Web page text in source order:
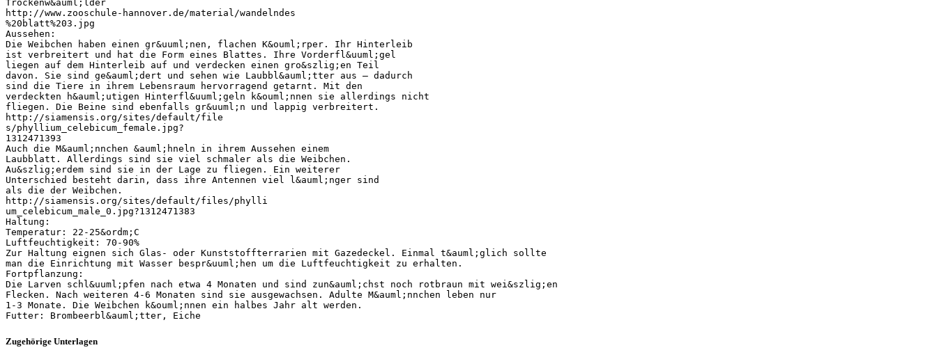
Trockenw&auml;lder
http://www.zooschule-hannover.de/material/wandelndes
%20blatt%203.jpg
Aussehen:
Die Weibchen haben einen gr&uuml;nen, flachen K&ouml;rper. Ihr Hinterleib
ist verbreitert und hat die Form eines Blattes. Ihre Vorderfl&uuml;gel
liegen auf dem Hinterleib auf und verdecken einen gro&szlig;en Teil
davon. Sie sind ge&auml;dert und sehen wie Laubbl&auml;tter aus – dadurch
sind die Tiere in ihrem Lebensraum hervorragend getarnt. Mit den
verdeckten h&auml;utigen Hinterfl&uuml;geln k&ouml;nnen sie allerdings nicht
fliegen. Die Beine sind ebenfalls gr&uuml;n und lappig verbreitert.
http://siamensis.org/sites/default/file
s/phyllium_celebicum_female.jpg?
1312471393
Auch die M&auml;nnchen &auml;hneln in ihrem Aussehen einem
Laubblatt. Allerdings sind sie viel schmaler als die Weibchen.
Au&szlig;erdem sind sie in der Lage zu fliegen. Ein weiterer
Unterschied besteht darin, dass ihre Antennen viel l&auml;nger sind
als die der Weibchen.
http://siamensis.org/sites/default/files/phylli
um_celebicum_male_0.jpg?1312471383
Haltung:
Temperatur: 22-25&ordm;C
Luftfeuchtigkeit: 70-90%
Zur Haltung eignen sich Glas- oder Kunststoffterrarien mit Gazedeckel. Einmal t&auml;glich sollte
man die Einrichtung mit Wasser bespr&uuml;hen um die Luftfeuchtigkeit zu erhalten.
Fortpflanzung:
Die Larven schl&uuml;pfen nach etwa 4 Monaten und sind zun&auml;chst noch rotbraun mit wei&szlig;en
Flecken. Nach weiteren 4-6 Monaten sind sie ausgewachsen. Adulte M&auml;nnchen leben nur
1-3 Monate. Die Weibchen k&ouml;nnen ein halbes Jahr alt werden.
Zugehörige Unterlagen